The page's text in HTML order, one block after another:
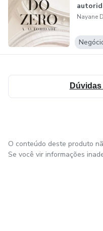
Nayane
O conteúdo deste produto
Se você vir informações